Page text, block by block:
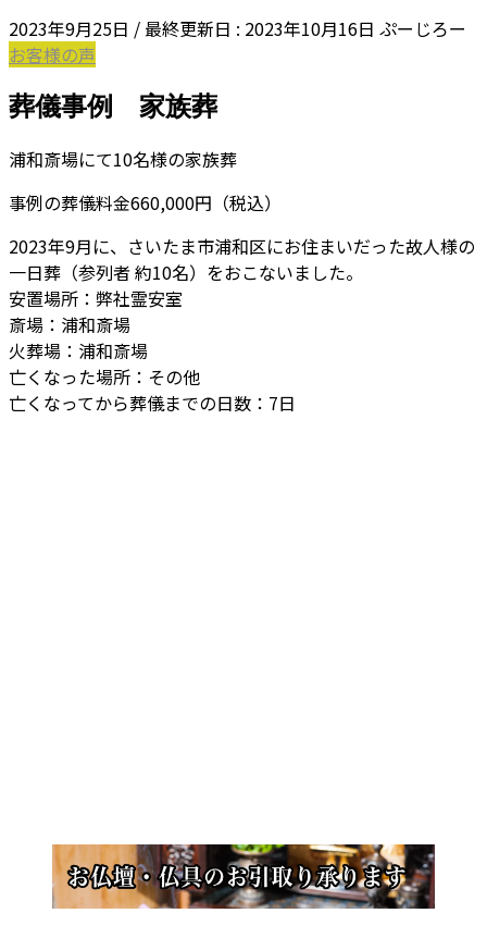
2023年9月25日 / 最終更新日 : 2023年10月16日 ぷーじろー
お客様の声
葬儀事例 家族葬
浦和斎場にて10名様の家族葬
事例の葬儀料金660,000円（税込）
2023年9月に、さいたま市浦和区にお住まいだった故人様の
一日葬（参列者 約10名）をおこないました。
安置場所：弊社霊安室
斎場：浦和斎場
火葬場：浦和斎場
亡くなった場所：その他
亡くなってから葬儀までの日数：7日